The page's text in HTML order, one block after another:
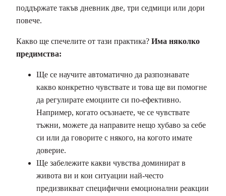
поддържате такъв дневник две, три седмици или дори
повече.
Какво ще спечелите от тази практика? Има няколко
предимства:
Ще се научите автоматично да разпознавате
какво конкретно чувствате и това ще ви помогне
да регулирате емоциите си по-ефективно.
Например, когато осъзнаете, че се чувствате
тъжни, можете да направите нещо хубаво за себе
си или да говорите с някого, на когото имате
доверие.
Ще забележите какви чувства доминират в
живота ви и кои ситуации най-често
предизвикват специфични емоционални реакции